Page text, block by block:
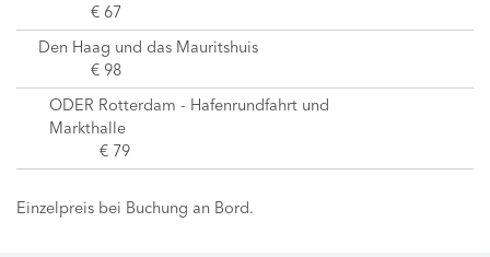
€ 67
Den Haag und das Mauritshuis
€ 98
ODER Rotterdam - Hafenrundfahrt und
Markthalle
€ 79
Einzelpreis bei Buchung an Bord.